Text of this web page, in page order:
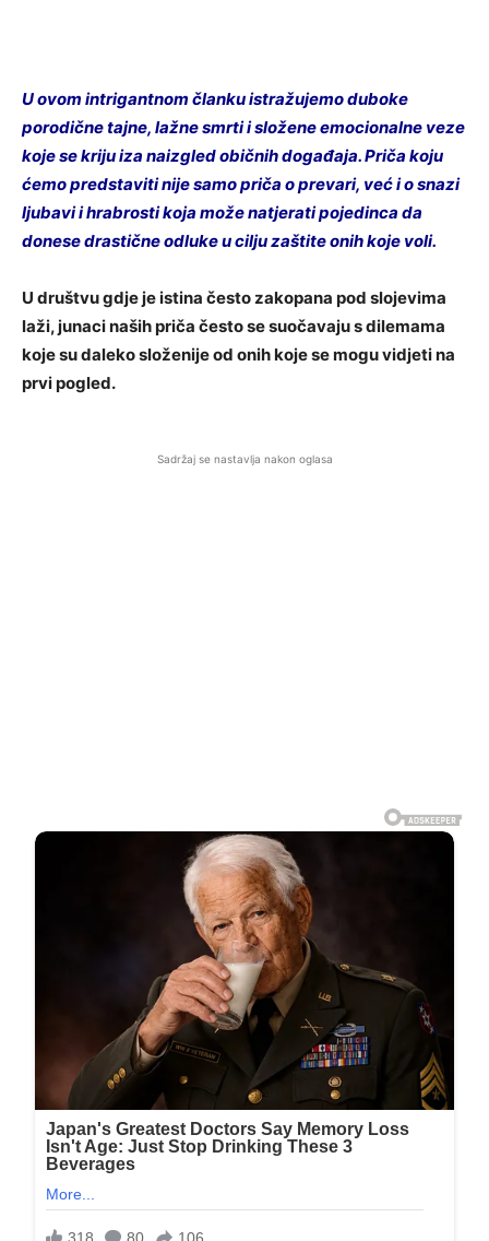
U ovom intrigantnom članku istražujemo duboke
porodične tajne, lažne smrti i složene emocionalne veze
koje se kriju iza naizgled običnih događaja. Priča koju
ćemo predstaviti nije samo priča o prevari, već i o snazi
ljubavi i hrabrosti koja može natjerati pojedinca da
donese drastične odluke u cilju zaštite onih koje voli.
U društvu gdje je istina često zakopana pod slojevima
laži, junaci naših priča često se suočavaju s dilemama
koje su daleko složenije od onih koje se mogu vidjeti na
prvi pogled.
Sadržaj se nastavlja nakon oglasa